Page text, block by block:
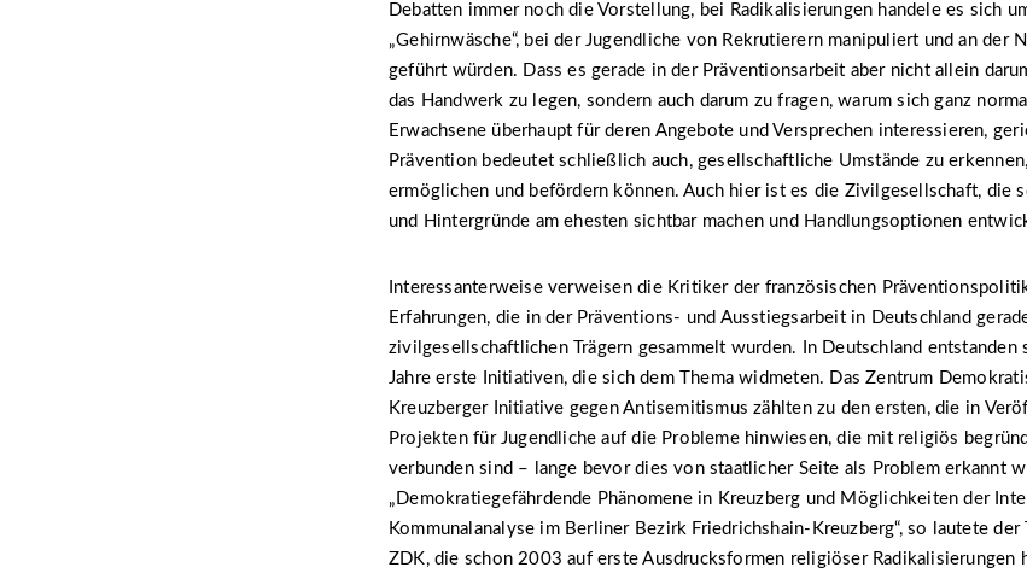
Debatten immer noch die Vorstellung, bei Radikalisierungen handele es sich
„Gehirnwäsche“, bei der Jugendliche von Rekrutierern manipuliert und an der
geführt würden. Dass es gerade in der Präventionsarbeit aber nicht allein
das Handwerk zu legen, sondern auch darum zu fragen, warum sich ganz
Erwachsene überhaupt für deren Angebote und Versprechen interessieren,
Prävention bedeutet schließlich auch, gesellschaftliche Umstände zu
ermöglichen und befördern können. Auch hier ist es die Zivilgesellschaft, die
und Hintergründe am ehesten sichtbar machen und Handlungsoptionen
Interessanterweise verweisen die Kritiker der französischen
Erfahrungen, die in der Präventions- und Ausstiegsarbeit in Deutschland
zivilgesellschaftlichen Trägern gesammelt wurden. In Deutschland entstanden
Jahre erste Initiativen, die sich dem Thema widmeten. Das Zentrum
Kreuzberger Initiative gegen Antisemitismus zählten zu den ersten, die in
Projekten für Jugendliche auf die Probleme hinwiesen, die mit religiös
verbunden sind – lange bevor dies von staatlicher Seite als Problem erkannt
„Demokratiegefährdende Phänomene in Kreuzberg und Möglichkeiten der
Kommunalanalyse im Berliner Bezirk Friedrichshain-Kreuzberg“, so lautete
ZDK, die schon 2003 auf erste Ausdrucksformen religiöser Radikalisierungen